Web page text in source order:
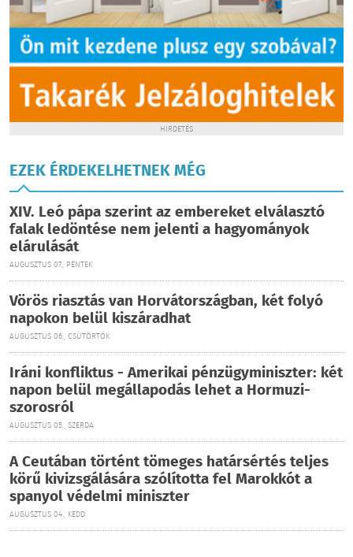
HIRDETÉS
EZEK ÉRDEKELHETNEK MÉG
XIV. Leó pápa szerint az embereket elválasztó
falak ledöntése nem jelenti a hagyományok
elárulását
AUGUSZTUS 07., PÉNTEK
Vörös riasztás van Horvátországban, két folyó
napokon belül kiszáradhat
AUGUSZTUS 06., CSÜTÖRTÖK
Iráni konfliktus - Amerikai pénzügyminiszter: két
napon belül megállapodás lehet a Hormuzi-
szorosról
AUGUSZTUS 05., SZERDA
A Ceutában történt tömeges határsértés teljes
körű kivizsgálására szólította fel Marokkót a
spanyol védelmi miniszter
AUGUSZTUS 04., KEDD